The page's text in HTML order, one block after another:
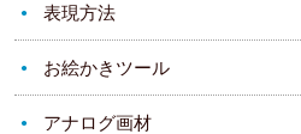
表現方法
お絵かきツール
アナログ画材